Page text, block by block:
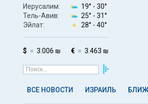
Иерусалим: 19° - 30°
Тель-Авив:
25° - 31°
Эйлат:
28° - 40°
$ 3.006 ₪ € 3.463 ₪
ВСЕ НОВОСТИ ИЗРАИЛЬ